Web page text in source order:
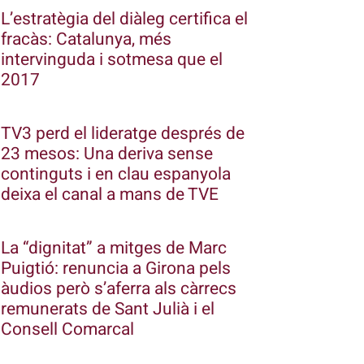
L’estratègia del diàleg certifica el
fracàs: Catalunya, més
intervinguda i sotmesa que el
2017
TV3 perd el lideratge després de
23 mesos: Una deriva sense
continguts i en clau espanyola
deixa el canal a mans de TVE
La “dignitat” a mitges de Marc
Puigtió: renuncia a Girona pels
àudios però s’aferra als càrrecs
remunerats de Sant Julià i el
Consell Comarcal